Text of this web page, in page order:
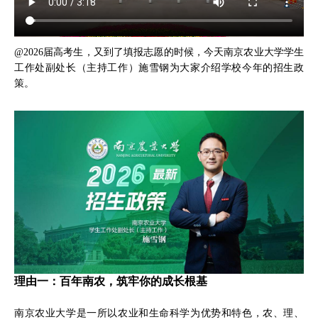
@2026届高考生，又到了填报志愿的时候，今天南京农业大学学生
工作处副处长（主持工作）施雪钢为大家介绍学校今年的招生政
策。
理由一：百年南农，筑牢你的成长根基
南京农业大学是一所以农业和生命科学为优势和特色，农、理、